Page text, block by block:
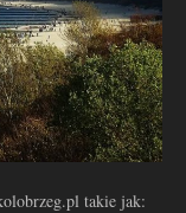
takie jak: